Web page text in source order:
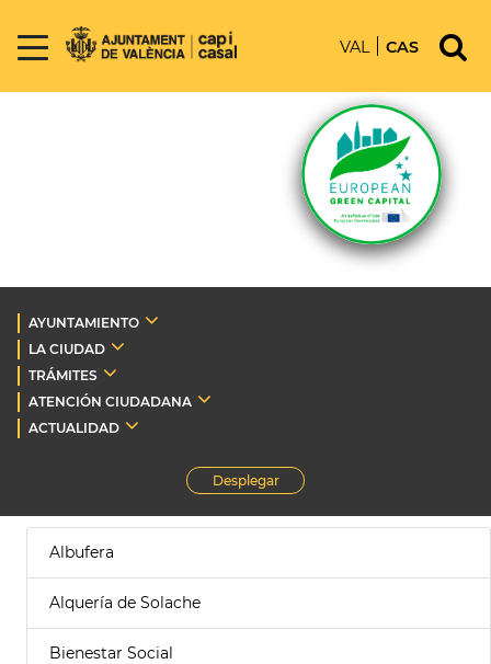
VAL CAS
AYUNTAMIENTO
LA CIUDAD
TRÁMITES
ATENCIÓN CIUDADANA
ACTUALIDAD
Desplegar
Albufera
Alquería de Solache
Bienestar Social